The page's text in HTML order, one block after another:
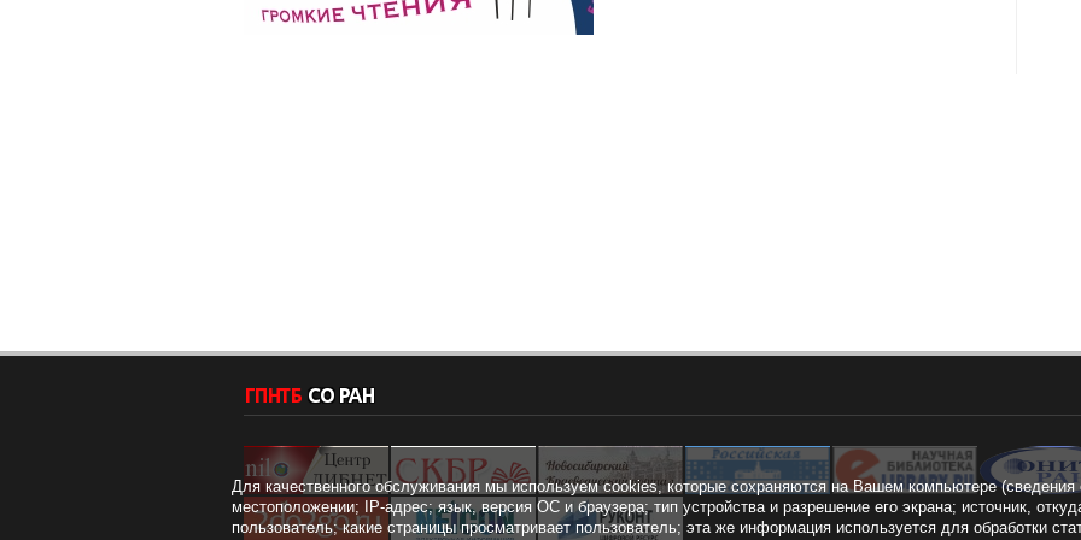
Для качественного обслуживания мы используем cookies, которые сохраняются на Вашем компьютере (сведения
местоположении; IP-адрес; язык, версия ОС и браузера; тип устройства и разрешение его экрана; источник,
пользователь; какие страницы просматривает пользователь; эта же информация используется для обработки